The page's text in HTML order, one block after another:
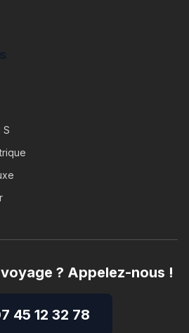
S
? Appelez-nous !
45 12 32 78